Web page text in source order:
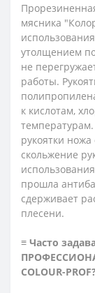
мясника
утолщением
не
работы.
к кислотам,
рукоятки
скольжение
прошла
сдерживает
плесени.
≡ Часто
СOLOUR-PROF